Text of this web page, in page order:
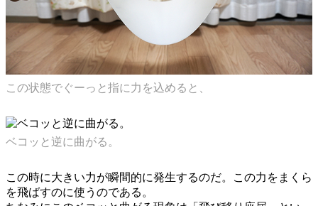
この状態でぐーっと指に力を込めると、
ベコッと逆に曲がる。
この時に大きい力が瞬間的に発生するのだ。この力をまくら
を飛ばすのに使うのである。